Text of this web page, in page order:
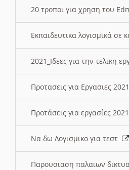
20 τροποι για χρηση του
Εκπαιδευτικα λογισμικά σε
2021_Ιδεες για την τελικη
Προτασεις για Εργασιες
Προτάσεις για εργασίες
Να δω Λογισμικο για τεστ
Παρουσιαση παλαιων